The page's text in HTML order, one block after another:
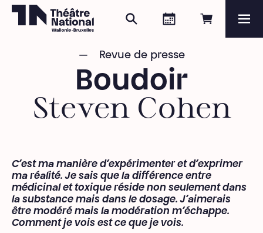
Réserver
Agenda
Rechercher
Magazine
Revue de presse
Boudoir
Steven Cohen
C’est ma manière d’expérimenter et d’exprimer
ma réalité. Je sais que la différence entre
médicinal et toxique réside non seulement dans
la substance mais dans le dosage. J’aimerais
être modéré mais la modération m’échappe.
Comment je vois est ce que je vois.